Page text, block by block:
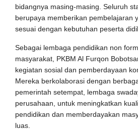
bidangnya masing-masing. Seluruh
berupaya memberikan pembelajaran
sesuai dengan kebutuhan peserta
Sebagai lembaga pendidikan non
masyarakat, PKBM Al Furqon
kegiatan sosial dan pemberdayaan
Mereka berkolaborasi dengan
pemerintah setempat, lembaga
perusahaan, untuk meningkatkan
pendidikan dan memberdayakan
luas.